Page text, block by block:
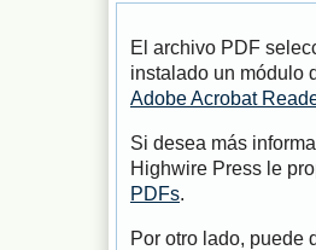
El archivo PDF
instalado un módulo
Adobe Acrobat
Si desea más
Highwire Press le
PDFs.
Por otro lado, puede